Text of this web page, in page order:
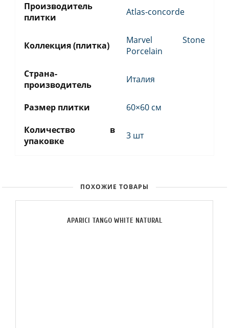
Производитель
плитки
Atlas-concorde
Коллекция (плитка)
Marvel Stone
Porcelain
Страна-
производитель
Италия
Размер плитки
60×60 см
Количество в
упаковке
3 шт
ПОХОЖИЕ ТОВАРЫ
APARICI TANGO WHITE NATURAL